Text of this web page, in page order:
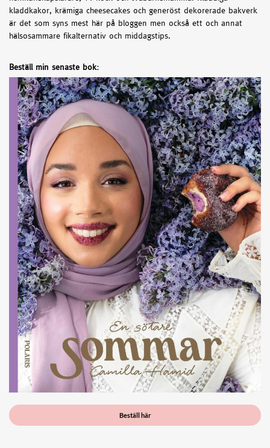
kladdkakor, krämiga cheesecakes och generöst dekorerade bakverk
är det som syns mest här på bloggen men också ett och annat
hälsosammare fikalternativ och middagstips.
Beställ min senaste bok:
Beställ här